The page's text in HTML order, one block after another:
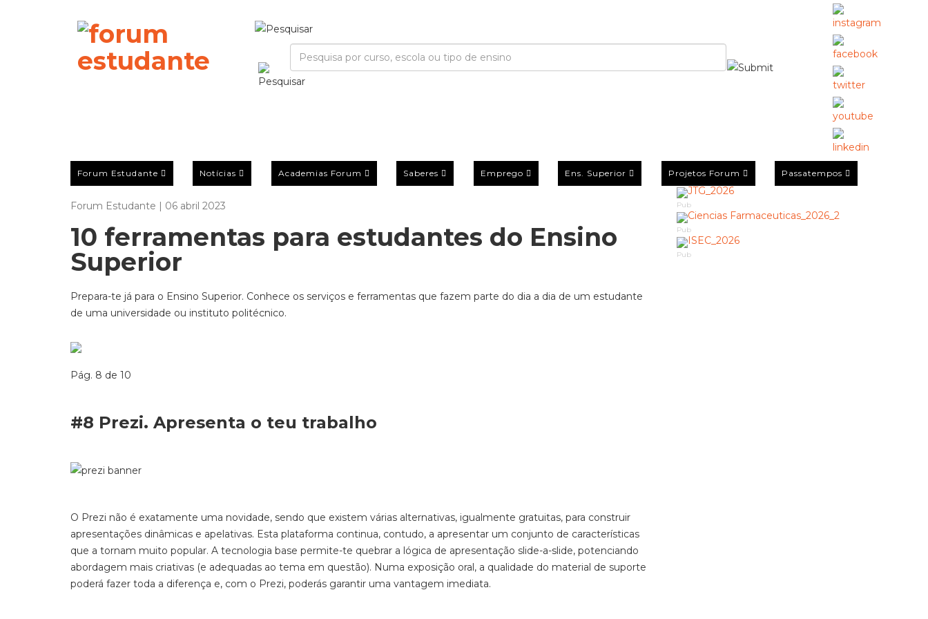
Forum Estudante Notícias Academias Forum Saberes Emprego Ens. Superior Projetos Forum Passatempos
Forum Estudante | 06 abril 2023
10 ferramentas para estudantes do Ensino
Superior
Prepara-te já para o Ensino Superior. Conhece os serviços e ferramentas que fazem parte do dia a dia de um estudante
de uma universidade ou instituto politécnico.
Pág. 8 de 10
#8 Prezi. Apresenta o teu trabalho
O Prezi não é exatamente uma novidade, sendo que existem várias alternativas, igualmente gratuitas, para construir
apresentações dinâmicas e apelativas. Esta plataforma continua, contudo, a apresentar um conjunto de características
que a tornam muito popular. A tecnologia base permite-te quebrar a lógica de apresentação slide-a-slide, potenciando
abordagem mais criativas (e adequadas ao tema em questão). Numa exposição oral, a qualidade do material de suporte
poderá fazer toda a diferença e, com o Prezi, poderás garantir uma vantagem imediata.
Pub
Pub
Pub